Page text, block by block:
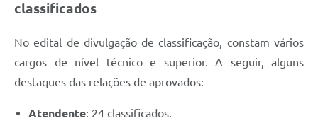
classificados
No edital de divulgação de classificação, constam vários
cargos de nível técnico e superior. A seguir, alguns
destaques das relações de aprovados:
Atendente: 24 classificados.